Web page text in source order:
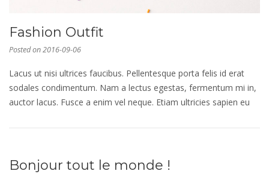
Fashion Outfit
Posted on2016-09-06
Lacus ut nisi ultrices faucibus. Pellentesque porta felis id erat
sodales condimentum. Nam a lectus egestas, fermentum mi in,
auctor lacus. Fusce a enim vel neque. Etiam ultricies sapien eu
Bonjour tout le monde !